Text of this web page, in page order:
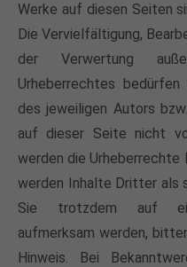
Werke auf diesen Seiten
Die Vervielfältigung,
der Verwertung
Urheberrechtes
des jeweiligen Autors
auf dieser Seite nicht
werden die
werden Inhalte Dritter als
Sie trotzdem auf
aufmerksam werden,
Hinweis. Bei